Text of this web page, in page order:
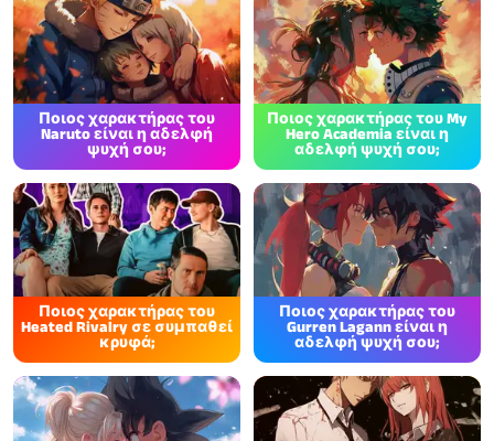
Ποιος χαρακτήρας του
Naruto είναι η αδελφή
ψυχή σου;
Ποιος χαρακτήρας του My
Hero Academia είναι η
αδελφή ψυχή σου;
Ποιος χαρακτήρας του
Heated Rivalry σε συμπαθεί
κρυφά;
Ποιος χαρακτήρας του
Gurren Lagann είναι η
αδελφή ψυχή σου;